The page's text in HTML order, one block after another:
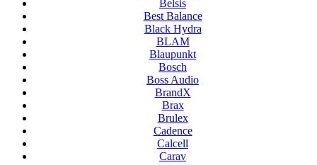
Belsis
Best Balance
Black Hydra
BLAM
Blaupunkt
Bosch
Boss Audio
BrandX
Brax
Brulex
Cadence
Calcell
Carav